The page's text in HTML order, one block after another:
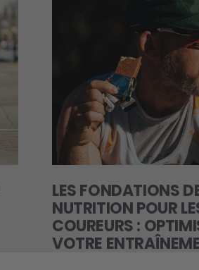
LES FONDATIONS
NUTRITION POUR
COUREURS :
VOTRE